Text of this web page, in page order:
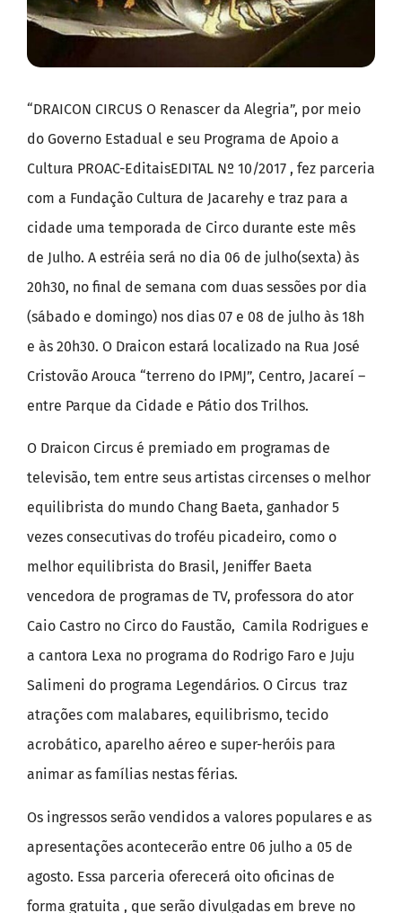
“DRAICON CIRCUS O Renascer da Alegria”, por meio
do Governo Estadual e seu Programa de Apoio a
Cultura PROAC-EditaisEDITAL Nº 10/2017 , fez parceria
com a Fundação Cultura de Jacarehy e traz para a
cidade uma temporada de Circo durante este mês
de Julho. A estréia será no dia 06 de julho(sexta) às
20h30, no final de semana com duas sessões por dia
(sábado e domingo) nos dias 07 e 08 de julho às 18h
e às 20h30. O Draicon estará localizado na Rua José
Cristovão Arouca “terreno do IPMJ”, Centro, Jacareí –
entre Parque da Cidade e Pátio dos Trilhos.
O Draicon Circus é premiado em programas de
televisão, tem entre seus artistas circenses o melhor
equilibrista do mundo Chang Baeta, ganhador 5
vezes consecutivas do troféu picadeiro, como o
melhor equilibrista do Brasil, Jeniffer Baeta
vencedora de programas de TV, professora do ator
Caio Castro no Circo do Faustão, Camila Rodrigues e
a cantora Lexa no programa do Rodrigo Faro e Juju
Salimeni do programa Legendários. O Circus traz
atrações com malabares, equilibrismo, tecido
acrobático, aparelho aéreo e super-heróis para
animar as famílias nestas férias.
Os ingressos serão vendidos a valores populares e as
apresentações acontecerão entre 06 julho a 05 de
agosto. Essa parceria oferecerá oito oficinas de
forma gratuita , que serão divulgadas em breve no